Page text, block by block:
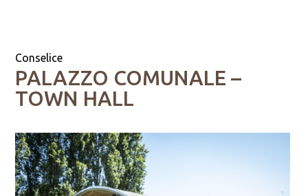
Conselice
PALAZZO COMUNALE –
TOWN HALL